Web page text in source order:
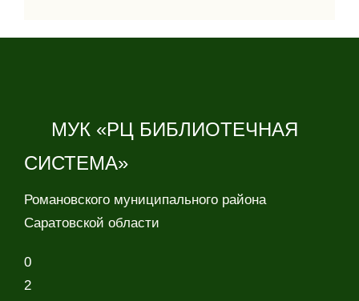
МУК «РЦ БИБЛИОТЕЧНАЯ
СИСТЕМА»
Романовского муниципального района
Саратовской области
0
2